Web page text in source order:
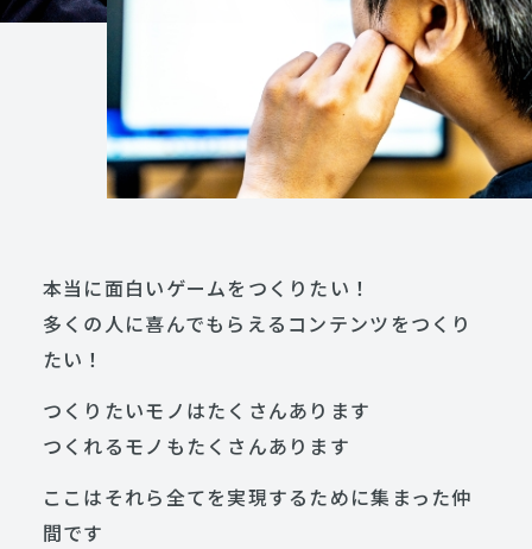
本当に面白いゲームをつくりたい！
多くの人に喜んでもらえるコンテンツをつくり
たい！
つくりたいモノはたくさんあります
つくれるモノもたくさんあります
ここはそれら全てを実現するために集まった仲
間です